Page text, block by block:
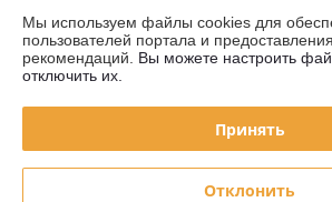
Доставка и оплата
Полная версия сайта
Политика обработки cookies
Мы используем файлы cookies для
пользователей портала и
рекомендаций. Вы можете настроить
отключить их.
Принять
Отклонить